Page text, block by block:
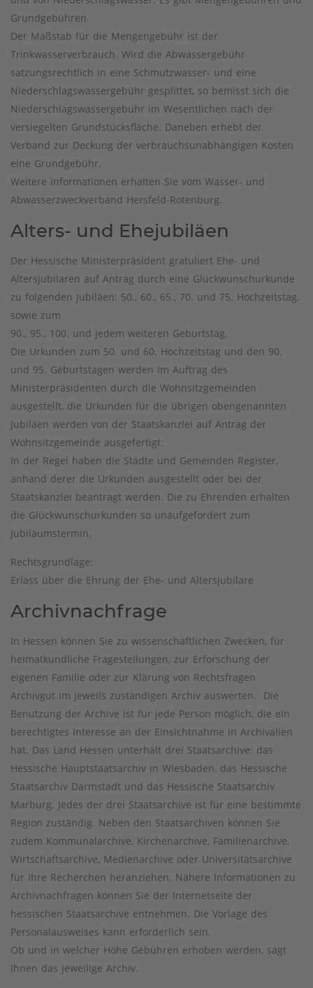
Grundgebühren.
Der Maßstab für die Mengengebühr ist der
Trinkwasserverbrauch. Wird die Abwassergebühr
satzungsrechtlich in eine Schmutzwasser- und eine
Niederschlagswassergebühr gesplittet, so bemisst sich die
Niederschlagswassergebühr im Wesentlichen nach der
versiegelten Grundstücksfläche. Daneben erhebt der
Verband zur Deckung der verbrauchsunabhängigen Kosten
eine Grundgebühr.
Weitere Informationen erhalten Sie vom Wasser- und
Abwasserzweckverband Hersfeld-Rotenburg.
Alters- und Ehejubiläen
Der Hessische Ministerpräsident gratuliert Ehe- und
Altersjubilaren auf Antrag durch eine Glückwunschurkunde
zu folgenden Jubiläen: 50., 60., 65., 70. und 75. Hochzeitstag,
sowie zum
90., 95., 100. und jedem weiteren Geburtstag.
Die Urkunden zum 50. und 60. Hochzeitstag und den 90.
und 95. Geburtstagen werden im Auftrag des
Ministerpräsidenten durch die Wohnsitzgemeinden
ausgestellt, die Urkunden für die übrigen obengenannten
Jubiläen werden von der Staatskanzlei auf Antrag der
Wohnsitzgemeinde ausgefertigt.
In der Regel haben die Städte und Gemeinden Register,
anhand derer die Urkunden ausgestellt oder bei der
Staatskanzlei beantragt werden. Die zu Ehrenden erhalten
die Glückwunschurkunden so unaufgefordert zum
Jubiläumstermin.
Rechtsgrundlage:
Erlass über die Ehrung der Ehe- und Altersjubilare
Archivnachfrage
In Hessen können Sie zu wissenschaftlichen Zwecken, für
heimatkundliche Fragestellungen, zur Erforschung der
eigenen Familie oder zur Klärung von Rechtsfragen
Archivgut im jeweils zuständigen Archiv auswerten. Die
Benutzung der Archive ist für jede Person möglich, die ein
berechtigtes Interesse an der Einsichtnahme in Archivalien
hat. Das Land Hessen unterhält drei Staatsarchive: das
Hessische Hauptstaatsarchiv in Wiesbaden, das Hessische
Staatsarchiv Darmstadt und das Hessische Staatsarchiv
Marburg. Jedes der drei Staatsarchive ist für eine bestimmte
Region zuständig. Neben den Staatsarchiven können Sie
zudem Kommunalarchive, Kirchenarchive, Familienarchive,
Wirtschaftsarchive, Medienarchive oder Universitätsarchive
für Ihre Recherchen heranziehen. Nähere Informationen zu
Archivnachfragen können Sie der Internetseite der
hessischen Staatsarchive entnehmen. Die Vorlage des
Personalausweises kann erforderlich sein.
Ob und in welcher Höhe Gebühren erhoben werden, sagt
Ihnen das jeweilige Archiv.